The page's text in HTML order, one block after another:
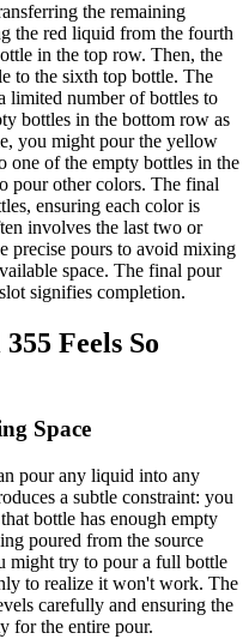
the remaining
the red liquid from the fourth
in the top row. Then, the
to the sixth top bottle. The
limited number of bottles to
bottles in the bottom row as
you might pour the yellow
of the empty bottles in the
pour other colors. The final
ensuring each color is
involves the last two or
precise pours to avoid mixing
space. The final pour
signifies completion.
Feels So
Space
pour any liquid into any
a subtle constraint: you
bottle has enough empty
poured from the source
might try to pour a full bottle
to realize it won't work. The
carefully and ensuring the
for the entire pour.